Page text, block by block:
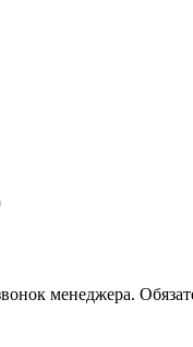
менеджера.